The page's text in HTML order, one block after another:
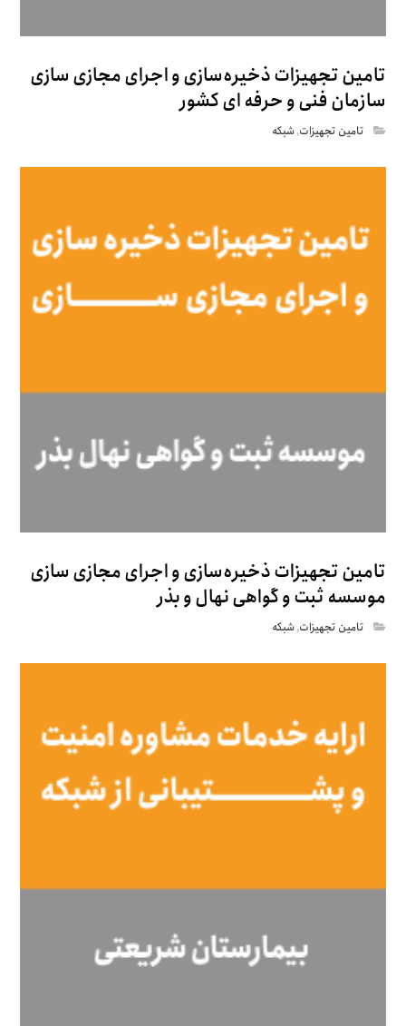
تامین تجهیزات ذخیره‌سازی و اجرای مجازی سازی
سازمان فنی و حرفه ای کشور
تامین تجهیزات,شبکه
تامین تجهیزات ذخیره‌سازی و اجرای مجازی سازی
موسسه ثبت و گواهی نهال و بذر
تامین تجهیزات,شبکه